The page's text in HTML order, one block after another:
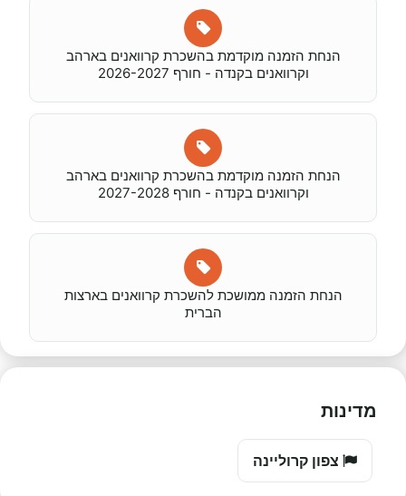
הנחת הזמנה מוקדמת בהשכרת קרוואנים בארהב
וקרוואנים בקנדה - חורף 2026-2027
הנחת הזמנה מוקדמת בהשכרת קרוואנים בארהב
וקרוואנים בקנדה - חורף 2027-2028
הנחת הזמנה ממושכת להשכרת קרוואנים בארצות
הברית
מדינות
צפון קרוליינה